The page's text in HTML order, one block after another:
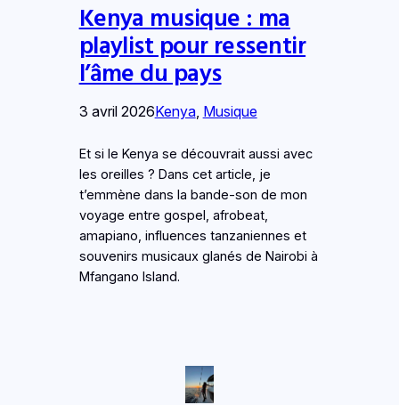
Kenya musique : ma
playlist pour ressentir
l’âme du pays
3 avril 2026Kenya, Musique
Et si le Kenya se découvrait aussi avec
les oreilles ? Dans cet article, je
t’emmène dans la bande-son de mon
voyage entre gospel, afrobeat,
amapiano, influences tanzaniennes et
souvenirs musicaux glanés de Nairobi à
Mfangano Island.